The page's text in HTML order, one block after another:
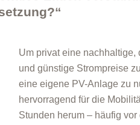
Um privat eine
und günstige Strompreise
eine eigene PV-Anlage zu
hervorragend für die
Stunden herum – häufig